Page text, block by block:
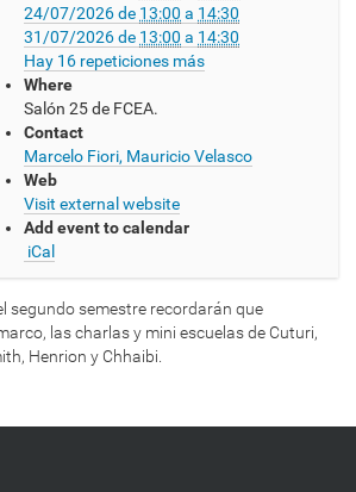
24/07/2026de 13:00 a 14:30
31/07/2026de 13:00 a 14:30
Hay 16 repeticiones más
Where
Salón 25 de FCEA.
Contact
Marcelo Fiori, Mauricio Velasco
Web
Visit external website
Add event to calendar
iCal
segundo semestre recordarán que
las charlas y mini escuelas de Cuturi,
Henrion y Chhaibi.